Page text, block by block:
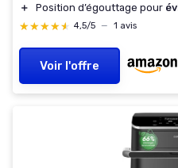
＋
Position d’égouttage pour
★★★★★
★★★★★ 4,5/5 — 1 avis
Voir l'offre